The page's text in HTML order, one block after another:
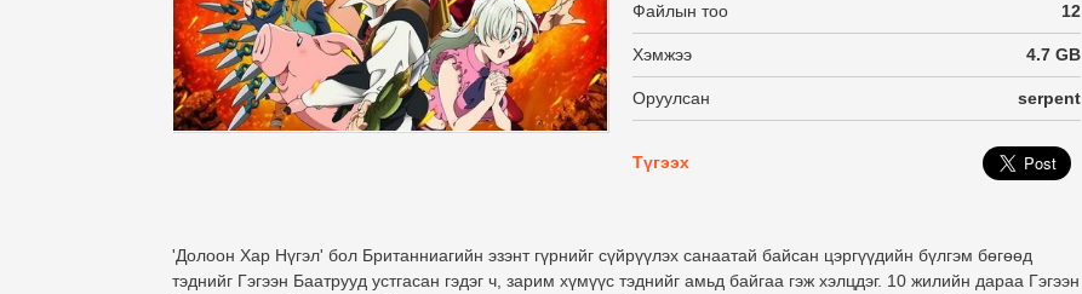
Файлын тоо 12
Хэмжээ 4.7 GB
Оруулсан serpent
Түгээх
'Долоон Хар Нүгэл' бол Британниагийн эзэнт гүрнийг сүйрүүлэх санаатай байсан цэргүүдийн бүлгэм бөгөөд
тэднийг Гэгээн Баатрууд устгасан гэдэг ч, зарим хүмүүс тэднийг амьд байгаа гэж хэлцдэг. 10 жилийн дараа Гэгээн